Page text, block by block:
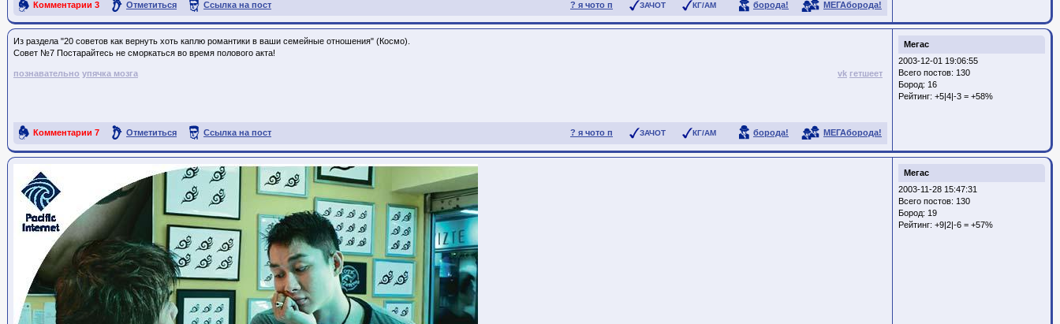
? я чото п ЗАЧОТ КГ/АМ борода! МЕГАборода!
Комментарии 3 Отметиться Ссылка на пост
Мегас
2003-12-01 19:06:55
Всего постов: 130
Бород: 16
Рейтинг: +5|4|-3 = +58%
Из раздела "20 советов как вернуть хоть каплю романтики в ваши семейные отношения" (Космо).
Совет №7 Постарайтесь не сморкаться во время полового акта!
познавательно упячка мозга vk гетшеет
? я чото п ЗАЧОТ КГ/АМ борода! МЕГАборода!
Комментарии 7 Отметиться Ссылка на пост
Мегас
2003-11-28 15:47:31
Всего постов: 130
Бород: 19
Рейтинг: +9|2|-6 = +57%